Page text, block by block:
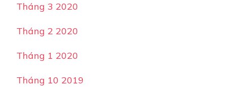
Tháng 3 2020
Tháng 2 2020
Tháng 1 2020
Tháng 10 2019